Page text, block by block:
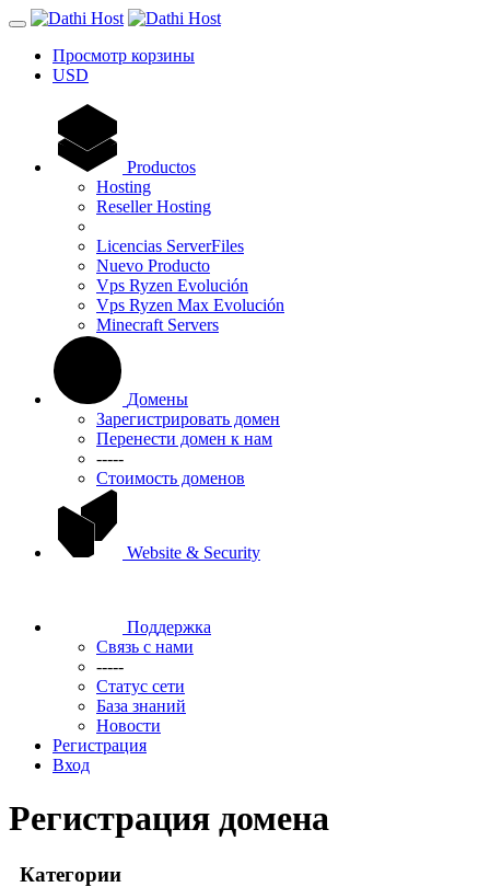
Просмотр корзины
USD
Productos
Hosting
Reseller Hosting
Licencias ServerFiles
Nuevo Producto
Vps Ryzen Evolución
Vps Ryzen Max Evolución
Minecraft Servers
Домены
Зарегистрировать домен
Перенести домен к нам
-----
Стоимость доменов
Website & Security
Поддержка
Связь с нами
-----
Статус сети
База знаний
Новости
Регистрация
Вход
Регистрация домена
Категории